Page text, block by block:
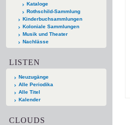
Kataloge
Rothschild-Sammlung
Kinderbuchsammlungen
Koloniale Sammlungen
Musik und Theater
Nachlässe
LISTEN
Neuzugänge
Alle Periodika
Alle Titel
Kalender
CLOUDS